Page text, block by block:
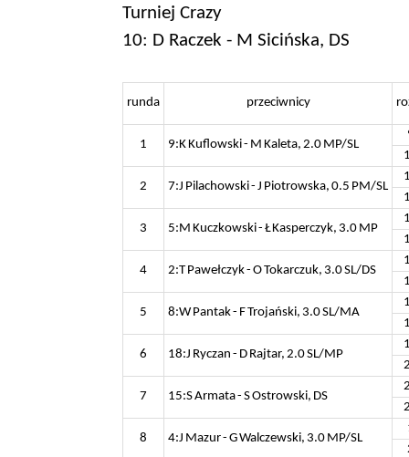
Turniej Crazy
10: D Raczek - M Sicińska, DS
runda przeciwnicy
1 9:K Kuflowski - M Kaleta, 2.0 MP/SL
2 7:J Pilachowski - J Piotrowska, 0.5 PM/SL
3 5:M Kuczkowski - Ł Kasperczyk, 3.0 MP
4 2:T Pawełczyk - O Tokarczuk, 3.0 SL/DS
5 8:W Pantak - F Trojański, 3.0 SL/MA
6 18:J Ryczan - D Rajtar, 2.0 SL/MP
7 15:S Armata - S Ostrowski, DS
8 4:J Mazur - G Walczewski, 3.0 MP/SL